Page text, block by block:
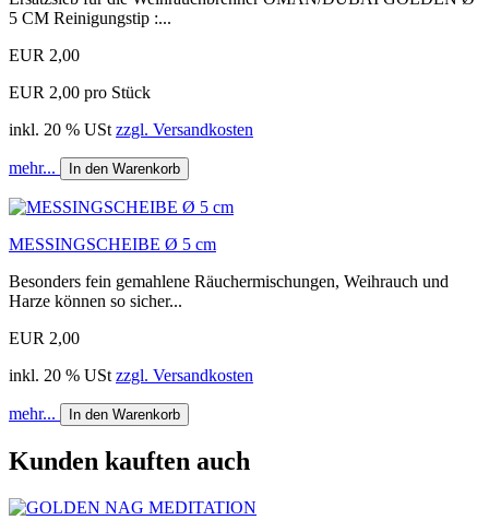
5 CM Reinigungstip :...
EUR 2,00
EUR 2,00 pro Stück
inkl. 20 % USt zzgl. Versandkosten
mehr... In den Warenkorb
MESSINGSCHEIBE Ø 5 cm
Besonders fein gemahlene Räuchermischungen, Weihrauch und
Harze können so sicher...
EUR 2,00
inkl. 20 % USt zzgl. Versandkosten
mehr... In den Warenkorb
Kunden kauften auch